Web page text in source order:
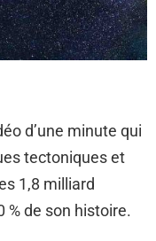
d’une minute qui
tectoniques et
1,8 milliard
% de son histoire.